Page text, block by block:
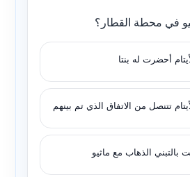
في محطة القطار؟
أحضرت له بنتا
تتنصل من الاتفاق الذي تم بينهم
بالتبني الذهاب مع ماثيو